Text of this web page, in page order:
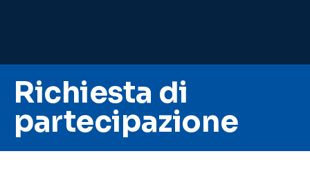
Richiesta di
partecipazione